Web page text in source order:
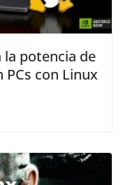
la potencia de
PCs con Linux